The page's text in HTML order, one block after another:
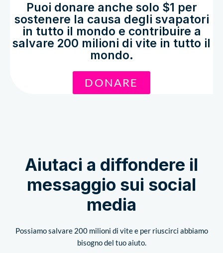
Puoi donare anche solo $1 per
sostenere la causa degli svapatori
in tutto il mondo e contribuire a
salvare 200 milioni di vite in tutto il
mondo.
DONARE
Aiutaci a diffondere il
messaggio sui social
media
Possiamo salvare 200 milioni di vite e per riuscirci abbiamo
bisogno del tuo aiuto.